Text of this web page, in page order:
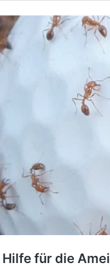
für die